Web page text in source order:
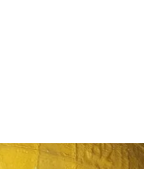
спрятал гранату на